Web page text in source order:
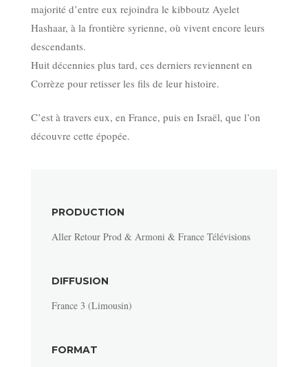
majorité d’entre eux rejoindra le kibboutz Ayelet
Hashaar, à la frontière syrienne, où vivent encore leurs
descendants.
Huit décennies plus tard, ces derniers reviennent en
Corrèze pour retisser les fils de leur histoire.
C’est à travers eux, en France, puis en Israël, que l’on
découvre cette épopée.
PRODUCTION
Aller Retour Prod & Armoni & France Télévisions
DIFFUSION
France 3 (Limousin)
FORMAT